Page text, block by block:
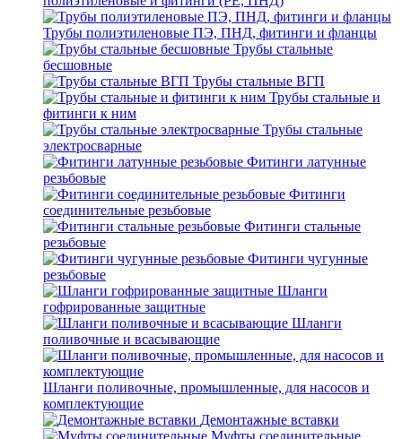
Трубы полиэтиленовые ПЭ, ПНД, фитинги и фланцы
Трубы стальные
бесшовные
Трубы стальные ВГП
Трубы стальные и
фитинги к ним
Трубы стальные
электросварные
Фитинги латунные
резьбовые
Фитинги
соединительные резьбовые
Фитинги стальные
резьбовые
Фитинги чугунные
резьбовые
Шланги
гофрированные защитные
Шланги
поливочные и всасывающие
Шланги поливочные, промышленные, для насосов и
комплектующие
Демонтажные вставки
Муфты соединительные